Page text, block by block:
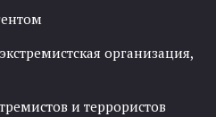
организация,
и террористов